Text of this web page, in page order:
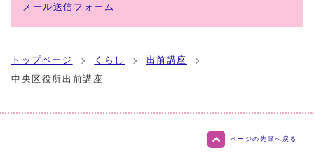
メール送信フォーム
トップページ くらし
出前講座
中央区役所出前講座
ページの先頭へ戻る